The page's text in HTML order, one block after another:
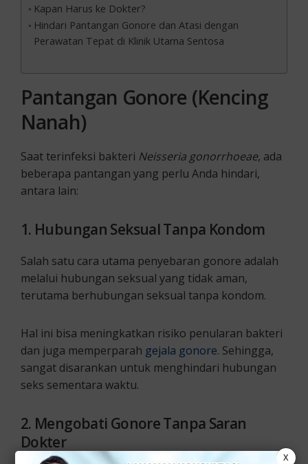
Kapan Harus ke Dokter?
Hindari Pantangan Gonore dan Atasi dengan
Perawatan Tepat di Klinik Utama Sentosa
Pantangan Gonore (Kencing
Nanah)
Saat terinfeksi bakteri Neisseria gonorrhoeae, ada
beberapa pantangan yang perlu Anda hindari,
antara lain:
1. Hubungan Seksual Tanpa Kondom
Salah satu cara utama penyebaran gonore adalah
melalui hubungan seksual yang tidak aman,
terutama berhubungan seksual tanpa kondom.
Hal ini bisa meningkatkan risiko penularan bakteri
dan juga memperparah gejala gonore. Sehingga,
sangat disarankan untuk menghindari hubungan
seks sementara waktu.
2. Mengobati Gonore Tanpa Saran
Dokter
X